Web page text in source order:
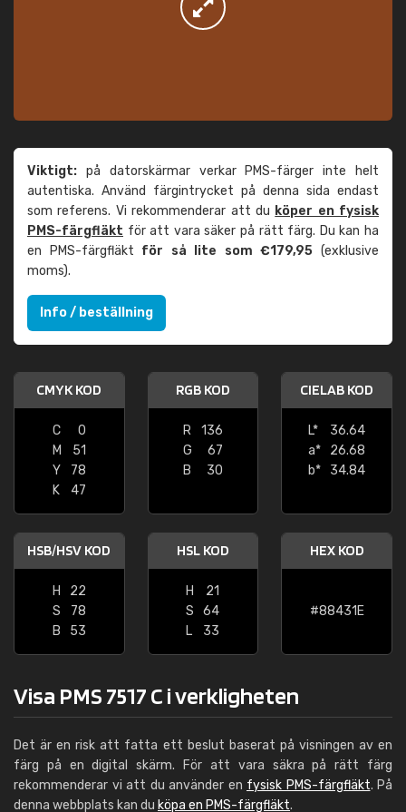
Viktigt: på datorskärmar verkar PMS-färger inte helt
autentiska. Använd färgintrycket på denna sida endast
som referens. Vi rekommenderar att du köper en fysisk
PMS-färgfläkt för att vara säker på rätt färg. Du kan ha
en PMS-färgfläkt för så lite som €179,95 (exklusive
moms).
Info / beställning
CMYK KOD
C
0
M
51
Y
78
K
47
RGB KOD
R
136
G
67
B
30
CIELAB KOD
L*
36.64
a*
26.68
b*
34.84
HSB/HSV KOD
H
22
S
78
B
53
HSL KOD
H
21
S
64
L
33
HEX KOD
#88431E
Visa PMS 7517 C i verkligheten
Det är en risk att fatta ett beslut baserat på visningen av en
färg på en digital skärm. För att vara säkra på rätt färg
rekommenderar vi att du använder en fysisk PMS-färgfläkt. På
denna webbplats kan du köpa en PMS-färgfläkt.